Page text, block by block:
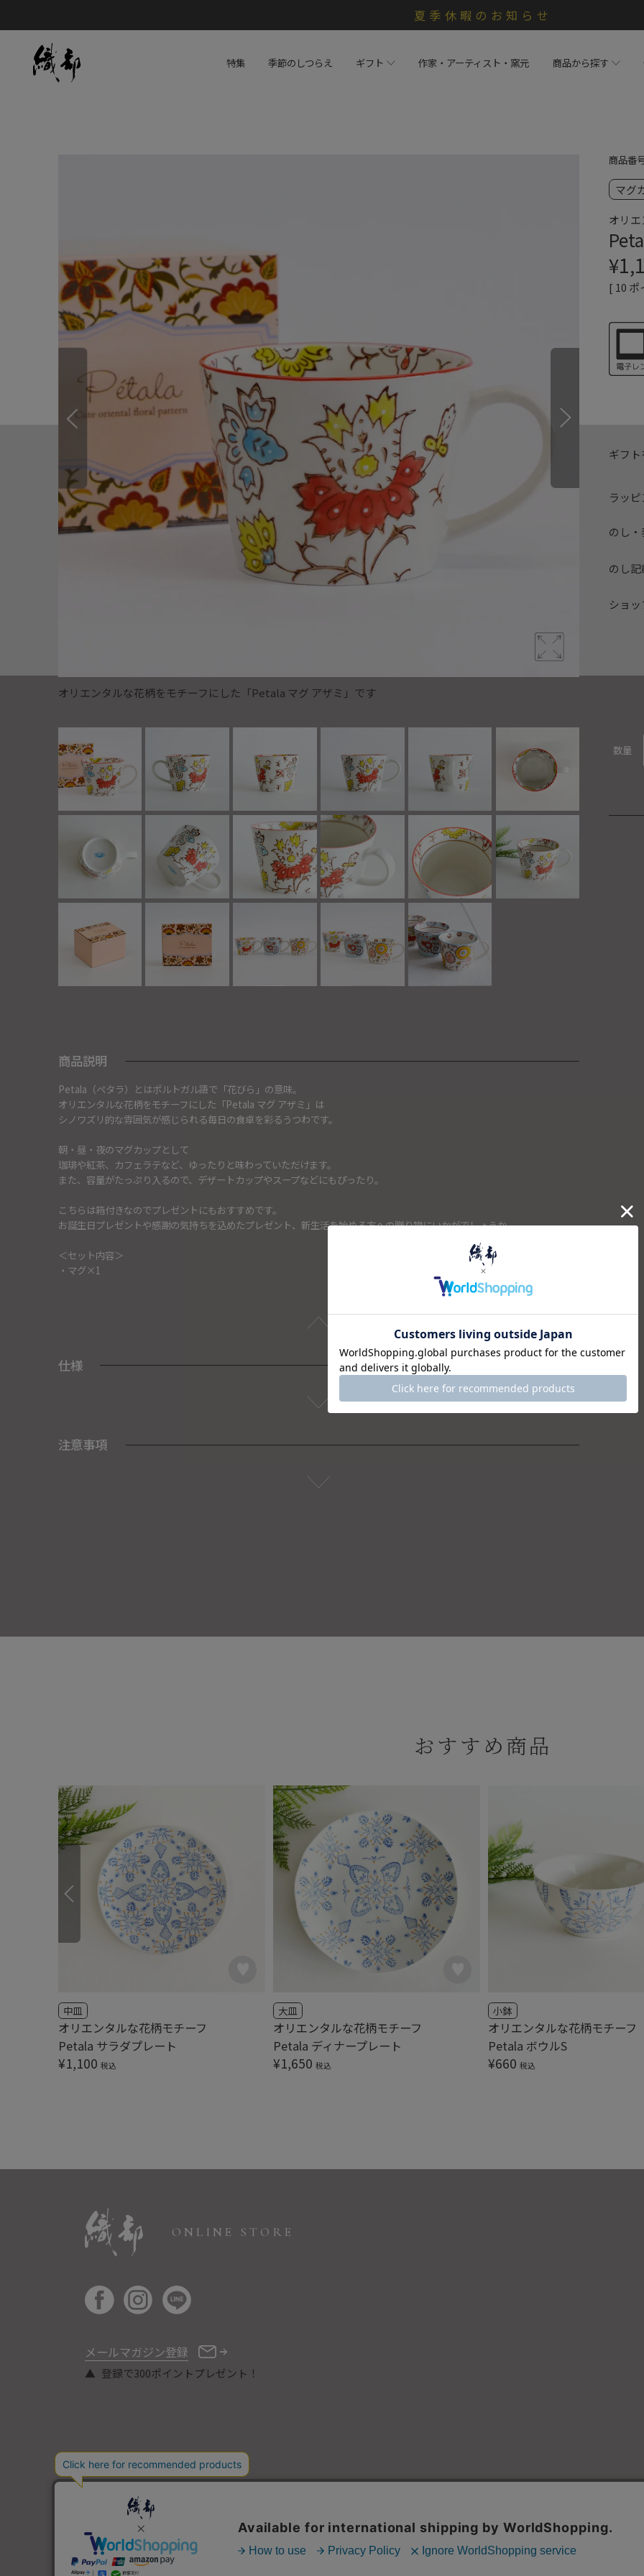
夏季休暇のお知らせ
特集 季節のしつらえ ギフト 作家・アーティスト・窯元 商品から探す
オリエンタルな花柄をモチーフにした「Petala マグ アザミ」です
商品説明
Petala（ペタラ）とはポルトガル語で「花びら」の意味。
オリエンタルな花柄をモチーフにした「Petala マグ アザミ」は
シノワズリ的な雰囲気が感じられる毎日の食卓を彩るうつわです。
朝・昼・夜のマグカップとして
珈琲や紅茶、カフェラテなど、ゆったりと味わっていただけます。
また、容量がたっぷり入るので、デザートカップやスープなどにもぴったり。
こちらは箱付きなのでプレゼントにもおすすめです。
お誕生日プレゼントや感謝の気持ちを込めたプレゼント、新生活を始める方への贈り物にいかがでしょうか。
＜セット内容＞
・マグ×1
仕様
注意事項
商品番
マグ
オリ
¥
[ 10 ポ
ギフ
ラッ
のし・
のし記
ショ
数量
おすすめ商品
Petala サラダプレート
中皿
¥1,100 税込
オリエンタルな花柄モチーフ
Petala ディナープレート
大皿
¥1,650 税込
オリエンタルな花柄モチーフ
Petala ボウルS
小鉢
¥660 税込
オリエンタルな花柄モチーフ
ONLINE STORE
メールマガジン登録
登録で300ポイントプレゼント！
COPYRIGHT © ORIBE ALL RIGHTS RESERVED.